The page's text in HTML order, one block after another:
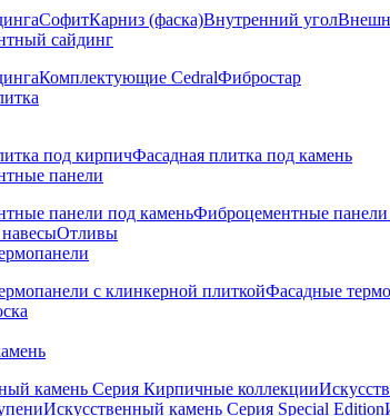
СофитКарниз (фаска)Внутренний угол
сайдинг
Комплектующие CedralФибростар
под кирпичФасадная плитка под камень
панели
панели под каменьФиброцементные
Отливы
с клинкерной плиткойФасадные
камень Серия Кирпичные коллекции
Искусственный камень Серия Special Edition